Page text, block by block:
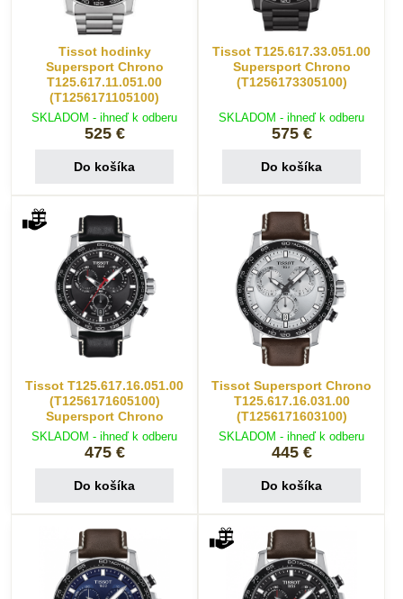
Tissot hodinky
Supersport Chrono
T125.617.11.051.00
(T1256171105100)
SKLADOM - ihneď k odberu
525 €
Do košíka
Tissot T125.617.33.051.00
Supersport Chrono
(T1256173305100)
SKLADOM - ihneď k odberu
575 €
Do košíka
Tissot T125.617.16.051.00
(T1256171605100)
Supersport Chrono
SKLADOM - ihneď k odberu
475 €
Do košíka
Tissot Supersport Chrono
T125.617.16.031.00
(T1256171603100)
SKLADOM - ihneď k odberu
445 €
Do košíka